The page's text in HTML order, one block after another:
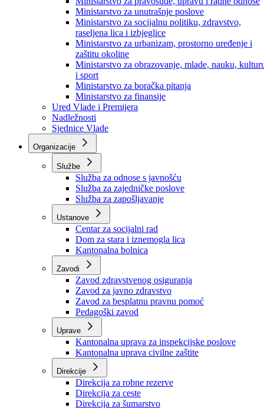
Ministarstva
Ministarstvo za privredu
Ministarstvo za pravosuđe, upravu i radne odnose
Ministarstvo za unutrašnje poslove
Ministarstvo za socijalnu politiku, zdravstvo,
raseljena lica i izbjeglice
Ministarstvo za urbanizam, prostorno uređenje i
zaštitu okoline
Ministarstvo za obrazovanje, mlade, nauku,
i sport
Ministarstvo za boračka pitanja
Ministarstvo za finansije
Ured Vlade i Premijera
Nadležnosti
Sjednice Vlade
Organizacije
Službe
Služba za odnose s javnošću
Služba za zajedničke poslove
Služba za zapošljavanje
Ustanove
Centar za socijalni rad
Dom za stara i iznemogla lica
Kantonalna bolnica
Zavodi
Zavod zdravstvenog osiguranja
Zavod za javno zdravstvo
Zavod za besplatnu pravnu pomoć
Pedagoški zavod
Kantonalna uprava za inspekcijske poslove
Kantonalna uprava civilne zaštite
Direkcije